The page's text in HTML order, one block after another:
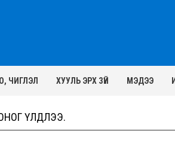
ЧИГЛЭЛ ХУУЛЬ ЭРХ ЗҮЙ МЭДЭЭ
ҮЛДЛЭЭ.